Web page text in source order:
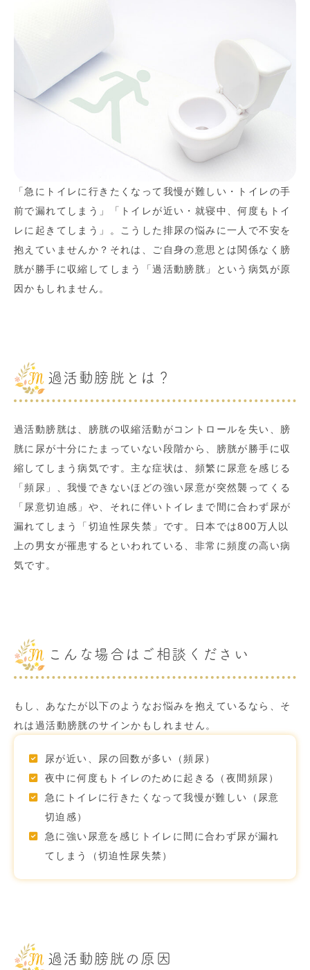
「急にトイレに行きたくなって我慢が難しい・トイレの手
前で漏れてしまう」「トイレが近い・就寝中、何度もトイ
レに起きてしまう」。こうした排尿の悩みに一人で不安を
抱えていませんか？それは、ご自身の意思とは関係なく膀
胱が勝手に収縮してしまう「過活動膀胱」という病気が原
因かもしれません。
過活動膀胱とは？
過活動膀胱は、膀胱の収縮活動がコントロールを失い、膀
胱に尿が十分にたまっていない段階から、膀胱が勝手に収
縮してしまう病気です。主な症状は、頻繁に尿意を感じる
「頻尿」、我慢できないほどの強い尿意が突然襲ってくる
「尿意切迫感」や、それに伴いトイレまで間に合わず尿が
漏れてしまう「切迫性尿失禁」です。日本では800万人以
上の男女が罹患するといわれている、非常に頻度の高い病
気です。
こんな場合はご相談ください
もし、あなたが以下のようなお悩みを抱えているなら、そ
れは過活動膀胱のサインかもしれません。
尿が近い、尿の回数が多い（頻尿）
夜中に何度もトイレのために起きる（夜間頻尿）
急にトイレに行きたくなって我慢が難しい（尿意
切迫感）
急に強い尿意を感じトイレに間に合わず尿が漏れ
てしまう（切迫性尿失禁）
過活動膀胱の原因